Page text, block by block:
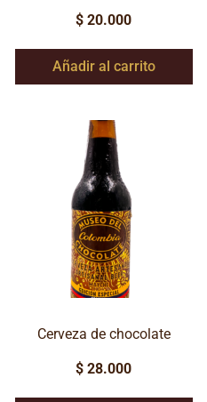
$ 20.000
Añadir al carrito
Cerveza de chocolate
$ 28.000